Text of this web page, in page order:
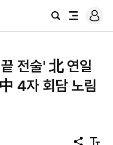
검
전
로
그
전술' 北 연일
4자 회담 노림